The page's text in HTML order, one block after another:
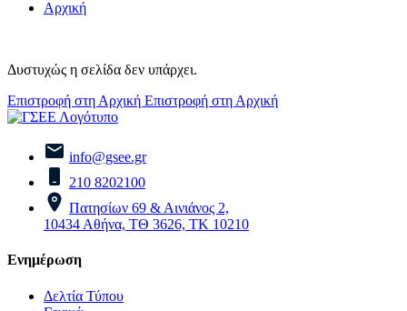
Αρχική
Δυστυχώς η σελίδα δεν υπάρχει.
Επιστροφή στη Αρχική Επιστροφή στη Αρχική
info@gsee.gr
210 8202100
Πατησίων 69 & Αινιάνος 2,
10434 Αθήνα, ΤΘ 3626, ΤΚ 10210
Ενημέρωση
Δελτία Τύπου